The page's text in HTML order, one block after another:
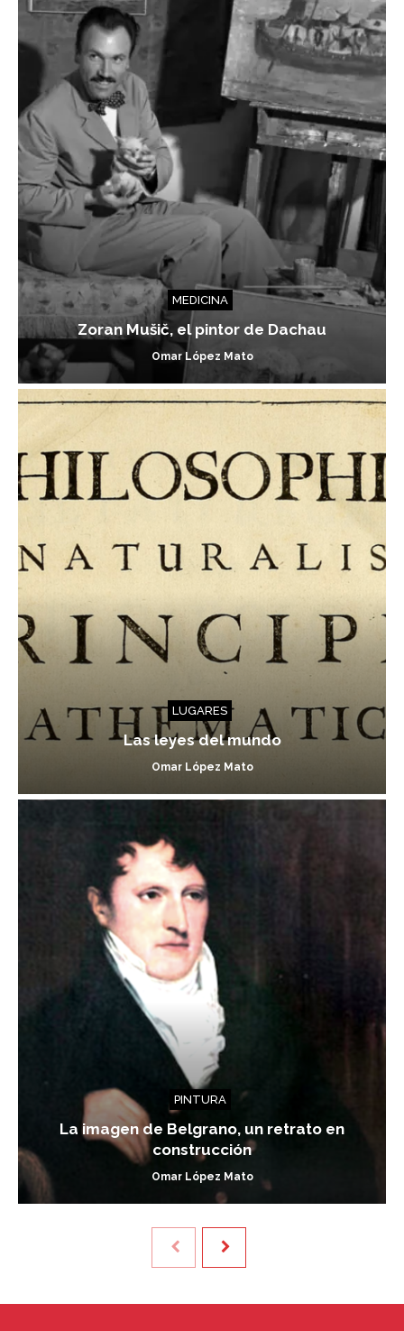
MEDICINA
Zoran Mušič, el pintor de Dachau
Omar López Mato
LUGARES
Las leyes del mundo
Omar López Mato
PINTURA
La imagen de Belgrano, un retrato en
construcción
Omar López Mato